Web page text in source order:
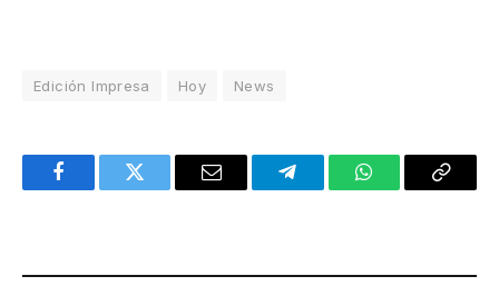
Edición Impresa Hoy News
FacebookTwitter Email TelegramWhatsAppCopy